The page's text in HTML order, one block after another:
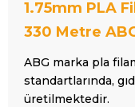
1.75mm PLA
330 Metre
ABG marka pla
standartlarında,
üretilmektedir.